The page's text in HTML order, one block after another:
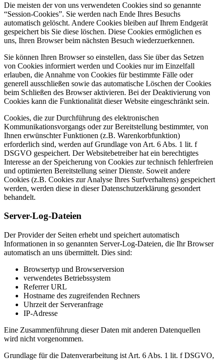
Die meisten der von uns verwendeten Cookies sind so genannte
“Session-Cookies”. Sie werden nach Ende Ihres Besuchs
automatisch gelöscht. Andere Cookies bleiben auf Ihrem Endgerät
gespeichert bis Sie diese löschen. Diese Cookies ermöglichen es
uns, Ihren Browser beim nächsten Besuch wiederzuerkennen.
Sie können Ihren Browser so einstellen, dass Sie über das Setzen
von Cookies informiert werden und Cookies nur im Einzelfall
erlauben, die Annahme von Cookies für bestimmte Fälle oder
generell ausschließen sowie das automatische Löschen der Cookies
beim Schließen des Browser aktivieren. Bei der Deaktivierung von
Cookies kann die Funktionalität dieser Website eingeschränkt sein.
Cookies, die zur Durchführung des elektronischen
Kommunikationsvorgangs oder zur Bereitstellung bestimmter, von
Ihnen erwünschter Funktionen (z.B. Warenkorbfunktion)
erforderlich sind, werden auf Grundlage von Art. 6 Abs. 1 lit. f
DSGVO gespeichert. Der Websitebetreiber hat ein berechtigtes
Interesse an der Speicherung von Cookies zur technisch fehlerfreien
und optimierten Bereitstellung seiner Dienste. Soweit andere
Cookies (z.B. Cookies zur Analyse Ihres Surfverhaltens) gespeichert
werden, werden diese in dieser Datenschutzerklärung gesondert
behandelt.
Server-Log-Dateien
Der Provider der Seiten erhebt und speichert automatisch
Informationen in so genannten Server-Log-Dateien, die Ihr Browser
automatisch an uns übermittelt. Dies sind:
Browsertyp und Browserversion
verwendetes Betriebssystem
Referrer URL
Hostname des zugreifenden Rechners
Uhrzeit der Serveranfrage
IP-Adresse
Eine Zusammenführung dieser Daten mit anderen Datenquellen
wird nicht vorgenommen.
Grundlage für die Datenverarbeitung ist Art. 6 Abs. 1 lit. f DSGVO,